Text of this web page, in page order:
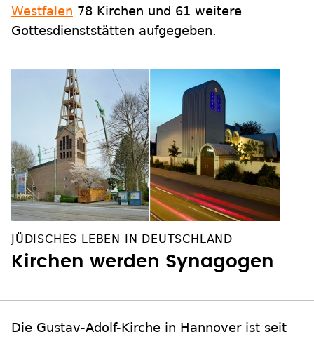
Westfalen 78 Kirchen und 61 weitere
Gottesdienststätten aufgegeben.
JÜDISCHES LEBEN IN DEUTSCHLAND
Kirchen werden Synagogen
Die Gustav-Adolf-Kirche in Hannover ist seit